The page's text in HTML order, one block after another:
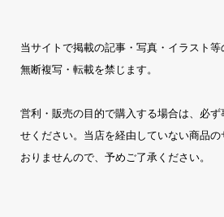
当サイトで掲載の記事・写真・イラスト
無断複写・転載を禁じます。
営利・販売の目的で購入する場合は、必
せください。当店を経由していない商品
おりませんので、予めご了承ください。